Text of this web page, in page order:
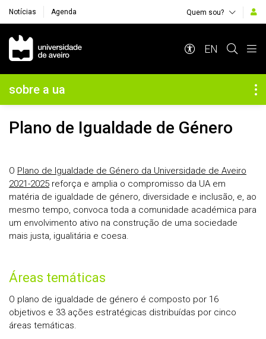
Notícias Agenda Quem sou?
Navegação Principal
EN
Navegação Lateral
sobre a ua
Plano de Igualdade de Género
O Plano de Igualdade de Género da Universidade de Aveiro
2021-2025 reforça e amplia o compromisso da UA em
matéria de igualdade de género, diversidade e inclusão, e, ao
mesmo tempo, convoca toda a comunidade académica para
um envolvimento ativo na construção de uma sociedade
mais justa, igualitária e coesa.
Áreas temáticas
O plano de igualdade de género é composto por 16
objetivos e 33 ações estratégicas distribuídas por cinco
áreas temáticas.